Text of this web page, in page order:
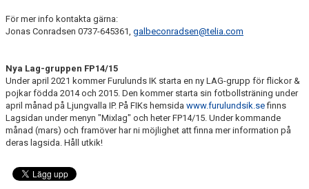
INSTAGRAM
För mer info kontakta gärna:
Jonas Conradsen 0737-645361, galbeconradsen@telia.com
Nya Lag-gruppen FP14/15
Under april 2021 kommer Furulunds IK starta en ny LAG-grupp för flickor &
pojkar födda 2014 och 2015. Den kommer starta sin fotbollsträning under
april månad på Ljungvalla IP. På FIKs hemsida www.furulundsik.sefinns
Lagsidan under menyn "Mixlag" och heter FP14/15. Under kommande
månad (mars) och framöver har ni möjlighet att finna mer information på
deras lagsida. Håll utkik!